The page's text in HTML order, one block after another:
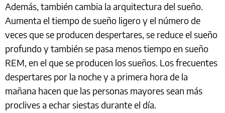
Además, también cambia la arquitectura del sueño.
Aumenta el tiempo de sueño ligero y el número de
veces que se producen despertares, se reduce el sueño
profundo y también se pasa menos tiempo en sueño
REM, en el que se producen los sueños. Los frecuentes
despertares por la noche y a primera hora de la
mañana hacen que las personas mayores sean más
proclives a echar siestas durante el día.